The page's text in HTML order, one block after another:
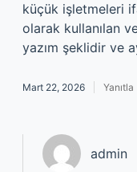
küçük işletmeleri
olarak kullanılan
yazım şeklidir ve
Mart 22, 2026 Yanıtla
admin